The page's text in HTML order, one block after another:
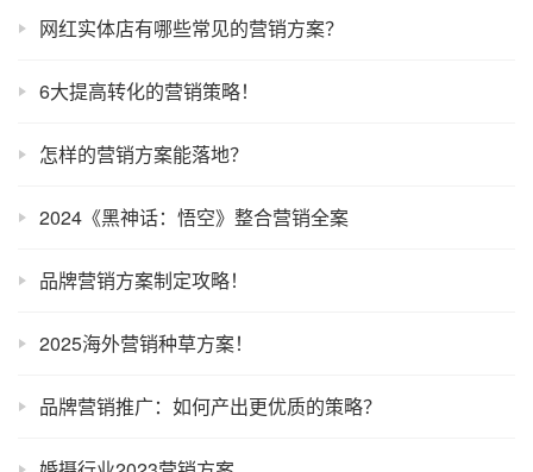
网红实体店有哪些常见的营销方案？
6大提高转化的营销策略！
怎样的营销方案能落地？
2024《黑神话：悟空》整合营销全案
品牌营销方案制定攻略！
2025海外营销种草方案！
品牌营销推广：如何产出更优质的策略？